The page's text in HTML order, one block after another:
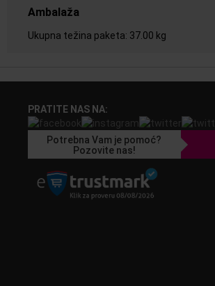
Ambalaža
Ukupna težina paketa: 37.00 kg
PRATITE NAS NA:
Potrebna Vam je pomoć?
Pozovite nas!